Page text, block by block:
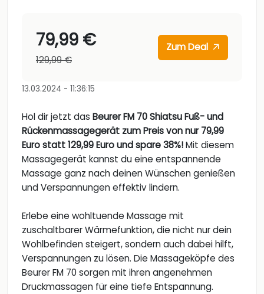
79,99 €
129,99 €
Zum Deal
13.03.2024 - 11:36:15
Hol dir jetzt das Beurer FM 70 Shiatsu Fuß- und
Rückenmassagegerät zum Preis von nur 79,99
Euro statt 129,99 Euro und spare 38%!Mit diesem
Massagegerät kannst du eine entspannende
Massage ganz nach deinen Wünschen genießen
und Verspannungen effektiv lindern.
Erlebe eine wohltuende Massage mit
zuschaltbarer Wärmefunktion, die nicht nur dein
Wohlbefinden steigert, sondern auch dabei hilft,
Verspannungen zu lösen. Die Massageköpfe des
Beurer FM 70 sorgen mit ihren angenehmen
Druckmassagen für eine tiefe Entspannung.